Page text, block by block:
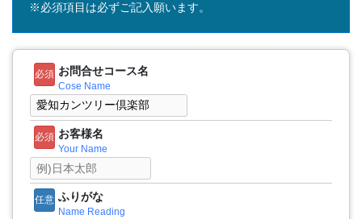
※必須項目は必ずご記入願います。
必須 お問合せコース名
Cose Name
必須 お客様名
Your Name
任意 ふりがな
Name Reading